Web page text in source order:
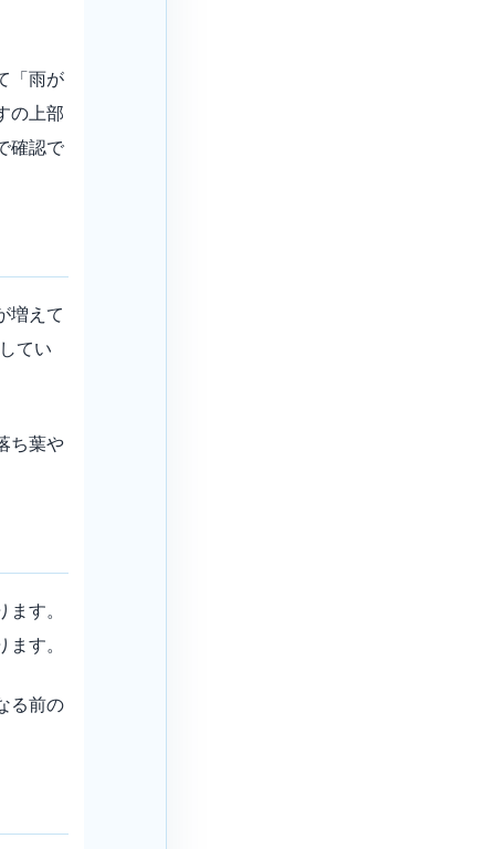
「雨が
の上部
確認で
増えて
てい
ち葉や
す。
す。
る前の